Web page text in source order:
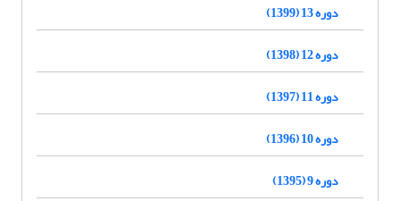
دوره 13 (1399)
دوره 12 (1398)
دوره 11 (1397)
دوره 10 (1396)
دوره 9 (1395)